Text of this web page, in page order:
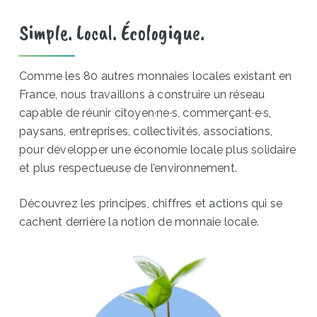
Simple. Local. Écologique.
Comme les 80 autres monnaies locales existant en
France, nous travaillons à construire un réseau
capable de réunir citoyen·ne·s, commerçant·e·s,
paysans, entreprises, collectivités, associations,
pour développer une économie locale plus solidaire
et plus respectueuse de l’environnement.
Découvrez les principes, chiffres et actions qui se
cachent derrière la notion de monnaie locale.